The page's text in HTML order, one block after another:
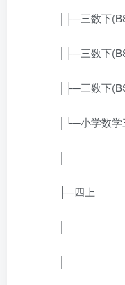
│├─三数下
│├─三数下
│├─三数下
│└─小学数学
├─四上